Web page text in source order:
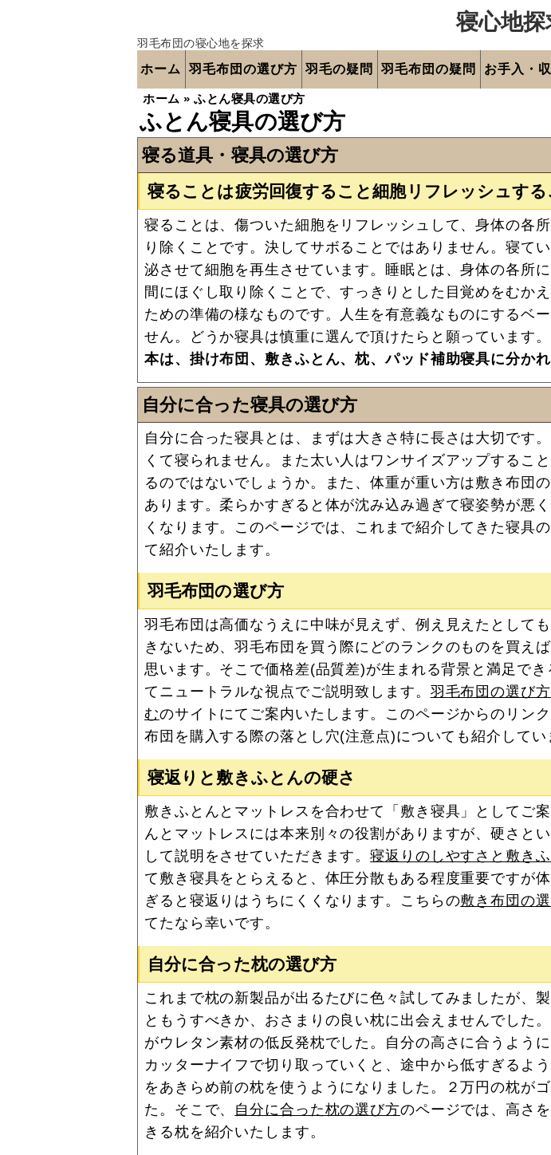
寝心地
羽毛布団の寝心地を探求
ホーム 羽毛布団の選び方 羽毛の疑問 羽毛布団の疑問 お手入・
ホーム » ふとん寝具の選び方
ふとん寝具の選び方
寝る道具・寝具の選び方
寝ることは疲労回復すること細胞リフレッシュする
寝ることは、傷ついた細胞をリフレッシュして、身体の各
り除くことです。決してサボることではありません。寝て
泌させて細胞を再生させています。睡眠とは、身体の各所
間にほぐし取り除くことで、すっきりとした目覚めをむか
ための準備の様なものです。人生を有意義なものにするベ
せん。どうか寝具は慎重に選んで頂けたらと願っています。
本は、掛け布団、敷きふとん、枕、パッド補助寝具に分かれ
自分に合った寝具の選び方
自分に合った寝具とは、まずは大きさ特に長さは大切です
くて寝られません。また太い人はワンサイズアップするこ
るのではないでしょうか。また、体重が重い方は敷き布団
あります。柔らかすぎると体が沈み込み過ぎて寝姿勢が悪
くなります。このページでは、これまで紹介してきた寝具
て紹介いたします。
羽毛布団の選び方
羽毛布団は高価なうえに中味が見えず、例え見えたとして
きないため、羽毛布団を買う際にどのランクのものを買え
思います。そこで価格差(品質差)が生まれる背景と満足で
てニュートラルな視点でご説明致します。 羽毛布団の選び
むのサイトにてご案内いたします。このページからのリン
布団を購入する際の落とし穴(注意点)についても紹介してい
寝返りと敷きふとんの硬さ
敷きふとんとマットレスを合わせて「敷き寝具」としてご
んとマットレスには本来別々の役割がありますが、硬さと
して説明をさせていただきます。寝返りのしやすさと敷き
て敷き寝具をとらえると、体圧分散もある程度重要ですが
ぎると寝返りはうちにくくなります。こちらの敷き布団の
てたなら幸いです。
自分に合った枕の選び方
これまで枕の新製品が出るたびに色々試してみましたが、
ともうすべきか、おさまりの良い枕に出会えませんでした
がウレタン素材の低反発枕でした。自分の高さに合うよう
カッターナイフで切り取っていくと、途中から低すぎるよ
をあきらめ前の枕を使うようになりました。２万円の枕が
た。そこで、 自分に合った枕の選び方のページでは、高さ
きる枕を紹介いたします。